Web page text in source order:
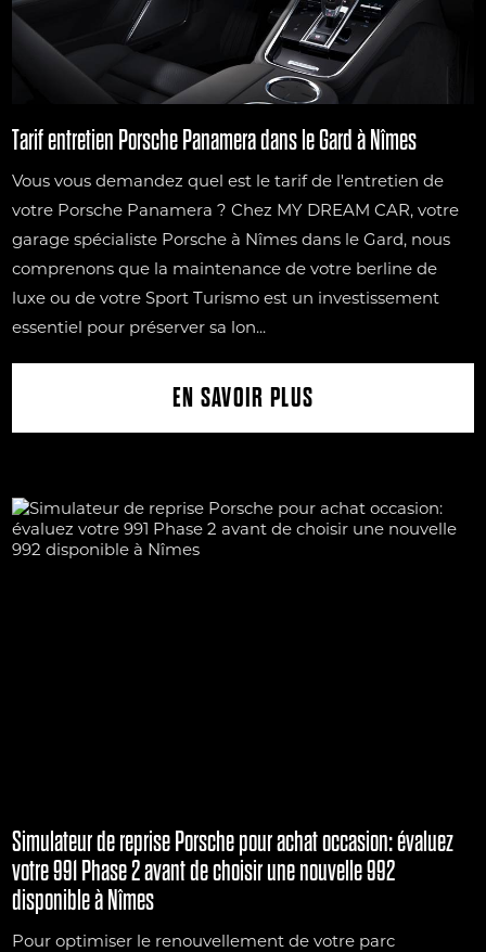
Tarif entretien Porsche Panamera dans le Gard à Nîmes
Vous vous demandez quel est le tarif de l'entretien de
votre Porsche Panamera ? Chez MY DREAM CAR, votre
garage spécialiste Porsche à Nîmes dans le Gard, nous
comprenons que la maintenance de votre berline de
luxe ou de votre Sport Turismo est un investissement
essentiel pour préserver sa lon...
EN SAVOIR PLUS
Simulateur de reprise Porsche pour achat occasion: évaluez
votre 991 Phase 2 avant de choisir une nouvelle 992
disponible à Nîmes
Pour optimiser le renouvellement de votre parc